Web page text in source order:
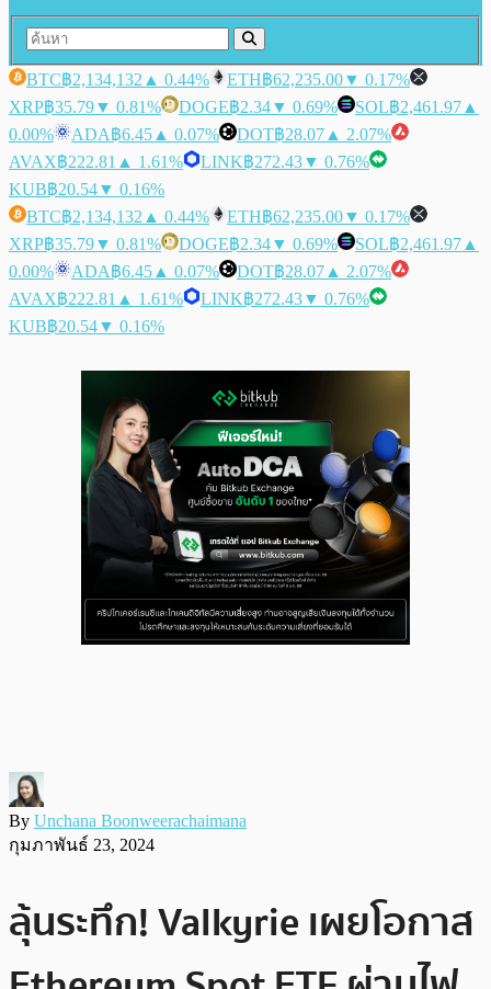
BTC฿2,134,132 ▲ 0.44% ETH฿62,235.00▼ 0.17%
XRP฿35.79▼ 0.81% DOGE฿2.34▼ 0.69% SOL฿2,461.97 ▲
0.00%
ADA฿6.45 ▲ 0.07% DOT฿28.07 ▲ 2.07%
AVAX฿222.81 ▲ 1.61% LINK฿272.43▼ 0.76%
KUB฿20.54▼ 0.16%
BTC฿2,134,132 ▲ 0.44% ETH฿62,235.00▼ 0.17%
XRP฿35.79▼ 0.81% DOGE฿2.34▼ 0.69% SOL฿2,461.97 ▲
0.00%
ADA฿6.45 ▲ 0.07% DOT฿28.07 ▲ 2.07%
AVAX฿222.81 ▲ 1.61% LINK฿272.43▼ 0.76%
KUB฿20.54▼ 0.16%
By Unchana Boonweerachaimana
กุมภาพันธ์ 23, 2024
ลุ้นระทึก! Valkyrie เผยโอกาส